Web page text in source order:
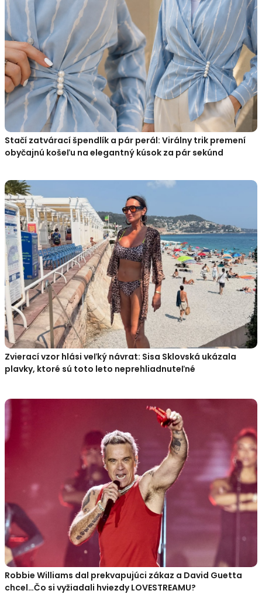
Stačí zatvárací špendlík a pár perál: Virálny trik premení
obyčajnú košeľu na elegantný kúsok za pár sekúnd
Zvierací vzor hlási veľký návrat: Sisa Sklovská ukázala
plavky, ktoré sú toto leto neprehliadnuteľné
Robbie Williams dal prekvapujúci zákaz a David Guetta
chcel…Čo si vyžiadali hviezdy LOVESTREAMU?